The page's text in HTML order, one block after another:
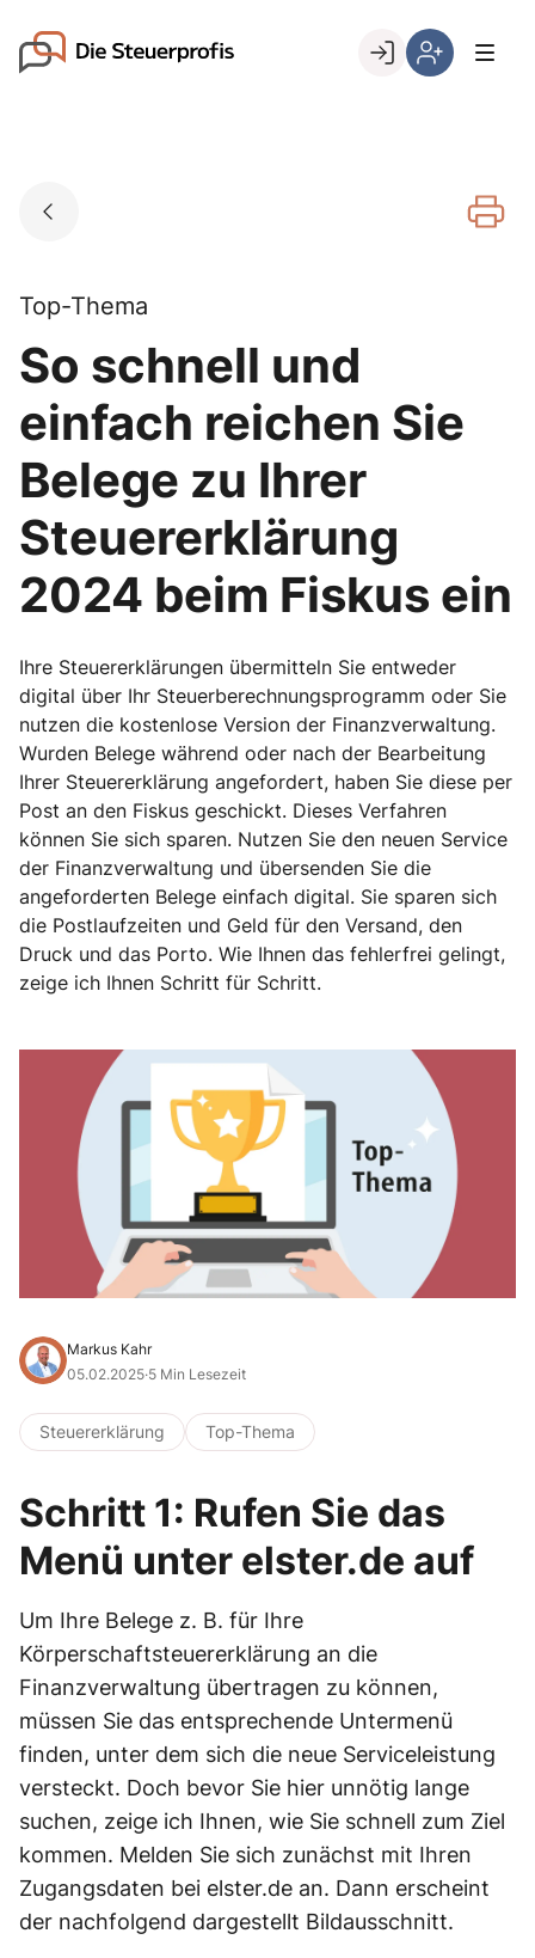
content
Go to landing page.
registrieren,
Top-Thema
So schnell und
einfach reichen Sie
Belege zu Ihrer
Steuererklärung
2024 beim Fiskus ein
Ihre Steuererklärungen übermitteln Sie entweder
digital über Ihr Steuerberechnungsprogramm oder Sie
nutzen die kostenlose Version der Finanzverwaltung.
Wurden Belege während oder nach der Bearbeitung
Ihrer Steuererklärung angefordert, haben Sie diese per
Post an den Fiskus geschickt. Dieses Verfahren
können Sie sich sparen. Nutzen Sie den neuen Service
der Finanzverwaltung und übersenden Sie die
angeforderten Belege einfach digital. Sie sparen sich
die Postlaufzeiten und Geld für den Versand, den
Druck und das Porto. Wie Ihnen das fehlerfrei gelingt,
zeige ich Ihnen Schritt für Schritt.
Markus Kahr
05.02.2025·5 Min Lesezeit
Steuererklärung Top-Thema
Schritt 1: Rufen Sie das
Menü unter elster.de auf
Um Ihre Belege z. B. für Ihre
Körperschaftsteuererklärung an die
Finanzverwaltung übertragen zu können,
müssen Sie das entsprechende Untermenü
finden, unter dem sich die neue Serviceleistung
versteckt. Doch bevor Sie hier unnötig lange
suchen, zeige ich Ihnen, wie Sie schnell zum Ziel
kommen. Melden Sie sich zunächst mit Ihren
Zugangsdaten bei elster.de an. Dann erscheint
der nachfolgend dargestellt Bildausschnitt.